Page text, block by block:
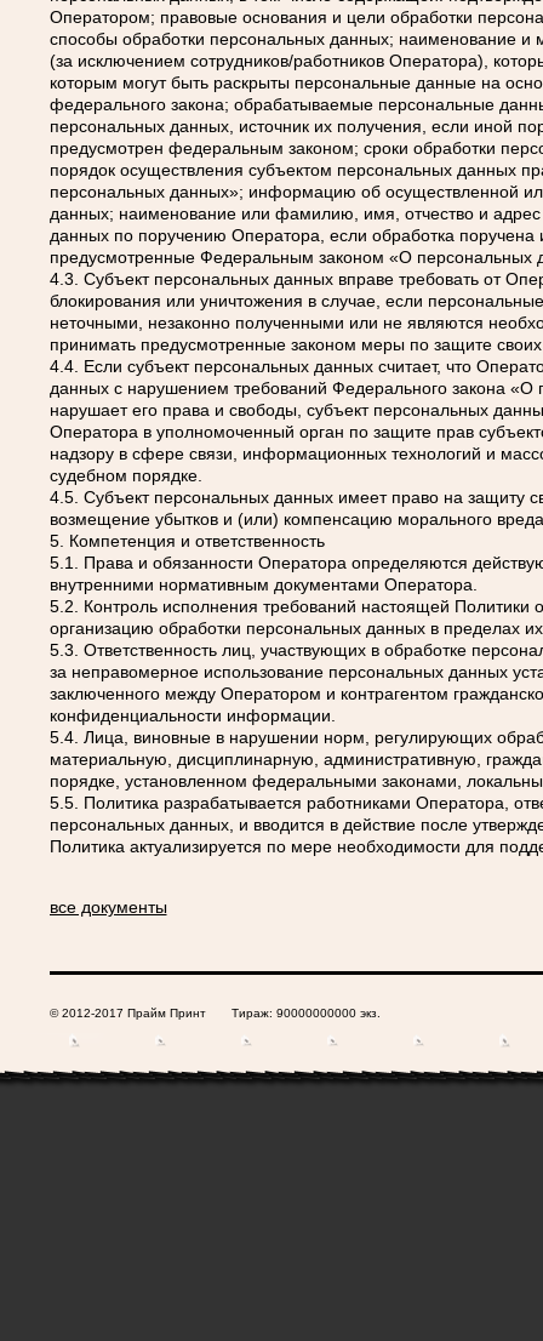
Оператором; правовые основания и цели обработки
способы обработки персональных данных; наименование и
(за исключением сотрудников/работников Оператора),
которым могут быть раскрыты персональные данные на
федерального закона; обрабатываемые персональные
персональных данных, источник их получения, если иной
предусмотрен федеральным законом; сроки обработки
порядок осуществления субъектом персональных данных
персональных данных»; информацию об осуществленной
данных; наименование или фамилию, имя, отчество и
данных по поручению Оператора, если обработка
предусмотренные Федеральным законом «О
4.3. Субъект персональных данных вправе требовать от
блокирования или уничтожения в случае, если
неточными, незаконно полученными или не являются
принимать предусмотренные законом меры по защите
4.4. Если субъект персональных данных считает, что
данных с нарушением требований Федерального закона
нарушает его права и свободы, субъект персональных
Оператора в уполномоченный орган по защите прав
надзору в сфере связи, информационных технологий и
судебном порядке.
4.5. Субъект персональных данных имеет право на защиту
возмещение убытков и (или) компенсацию морального
5. Компетенция и ответственность
5.1. Права и обязанности Оператора определяются
внутренними нормативным документами Оператора.
5.2. Контроль исполнения требований настоящей Политики
организацию обработки персональных данных в пределах
5.3. Ответственность лиц, участвующих в обработке
за неправомерное использование персональных данных
заключенного между Оператором и контрагентом
конфиденциальности информации.
5.4. Лица, виновные в нарушении норм, регулирующих
материальную, дисциплинарную, административную,
порядке, установленном федеральными законами,
5.5. Политика разрабатывается работниками Оператора,
персональных данных, и вводится в действие после
Политика актуализируется по мере необходимости для
все документы
© 2012-2017 Прайм Принт Тираж: 90000000000 экз.